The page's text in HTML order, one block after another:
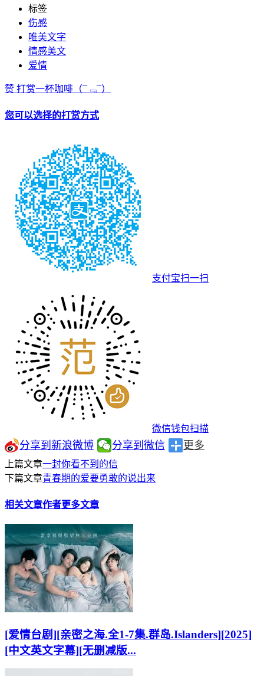
标签
伤感
唯美文字
情感美文
爱情
赞 打赏一杯咖啡 （¯﹃¯）
您可以选择的打赏方式
支付宝扫一扫
微信钱包扫描
分享到新浪微博 分享到微信 更多
上篇文章一封你看不到的信
下篇文章青春期的爱要勇敢的说出来
相关文章作者更多文章
[爱情台剧][亲密之海.全1-7集.群岛.Islanders][2025]
[中文英文字幕][无删减版...